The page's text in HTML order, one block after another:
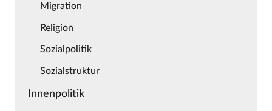
Migration
Religion
Sozialpolitik
Sozialstruktur
Innenpolitik